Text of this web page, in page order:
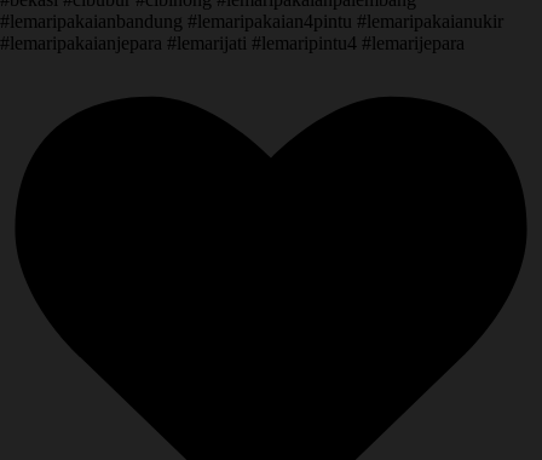
#lemaripakaianbandung #lemaripakaian4pintu #lemaripakaianukir
#lemaripakaianjepara #lemarijati #lemaripintu4 #lemarijepara